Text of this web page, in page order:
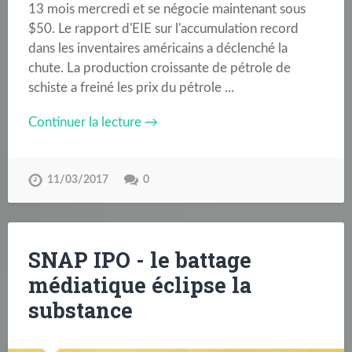
13 mois mercredi et se négocie maintenant sous
$50. Le rapport d'EIE sur l'accumulation record
dans les inventaires américains a déclenché la
chute. La production croissante de pétrole de
schiste a freiné les prix du pétrole ...
Continuer la lecture →
11/03/2017 0
SNAP IPO - le battage
médiatique éclipse la
substance